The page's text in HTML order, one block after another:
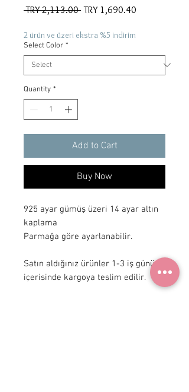
TRY 2,113.00 Regular
TRY 1,690.40
2 ürün ve üzeri ekstra %5 indirim
Select Color *
Quantity *
Add to Cart
Buy Now
925 ayar gümüş üzeri 14 ayar altın
kaplama
Parmağa göre ayarlanabilir.
Satın aldığınız ürünler 1-3 iş günü
içerisinde kargoya teslim edilir.